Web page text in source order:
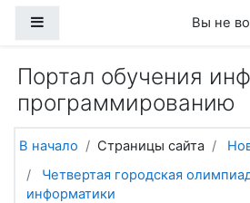
Вы не
Портал обучения
программированию
В начало Страницы сайта
Четвертая городская
информатики